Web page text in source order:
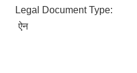
Legal Document Type:
ऐन